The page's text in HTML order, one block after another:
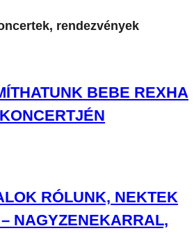
rendezvények
BEBE REXHA
RÓLUNK, NEKTEK
NAGYZENEKARRAL,